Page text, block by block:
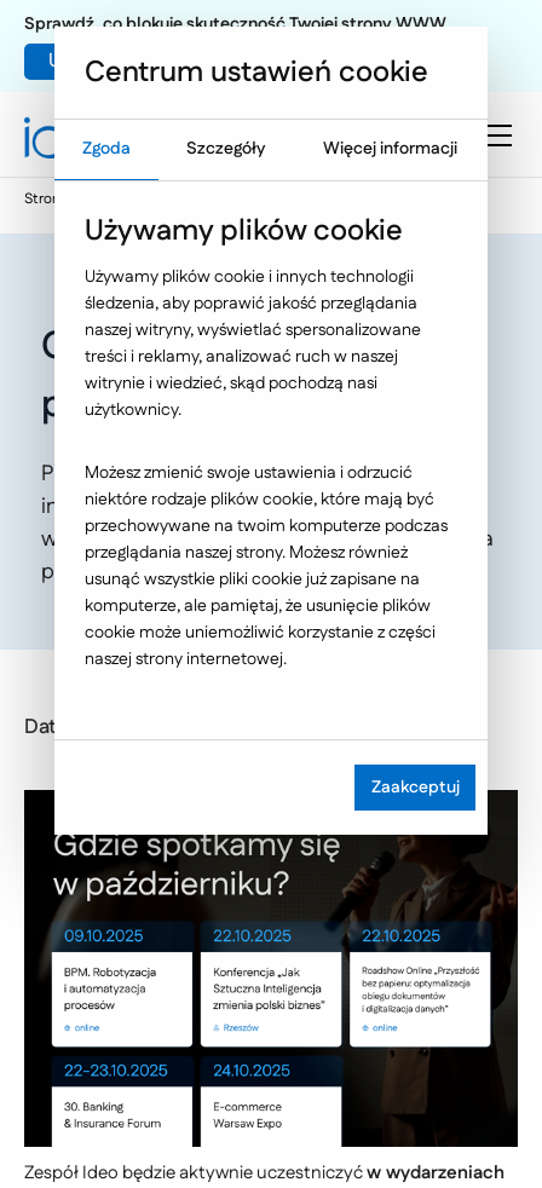
Umów warsztat UX
Sprawdź, co blokuje skuteczność Twojej strony WWW
Strona główna
Gdzie spotkamy się w
październiku?
Październik 2025 zapowiada się niezwykle
intensywnie i inspirująco. Zobacz, na jakich
wydarzeniach warto być, żeby trzymać rękę na
pulsie!
Data publikacji: 2025-09-30
Zespół Ideo będzie aktywnie uczestniczyćw wydarzeniach
Centrum ustawień cookie
Zgoda Szczegóły Więcej informacji
Używamy plików cookie
Używamy plików cookie i innych technologii
śledzenia, aby poprawić jakość przeglądania
naszej witryny, wyświetlać spersonalizowane
treści i reklamy, analizować ruch w naszej
witrynie i wiedzieć, skąd pochodzą nasi
użytkownicy.
Możesz zmienić swoje ustawienia i odrzucić
niektóre rodzaje plików cookie, które mają być
przechowywane na twoim komputerze podczas
przeglądania naszej strony. Możesz również
usunąć wszystkie pliki cookie już zapisane na
komputerze, ale pamiętaj, że usunięcie plików
cookie może uniemożliwić korzystanie z części
naszej strony internetowej.
Zaakceptuj